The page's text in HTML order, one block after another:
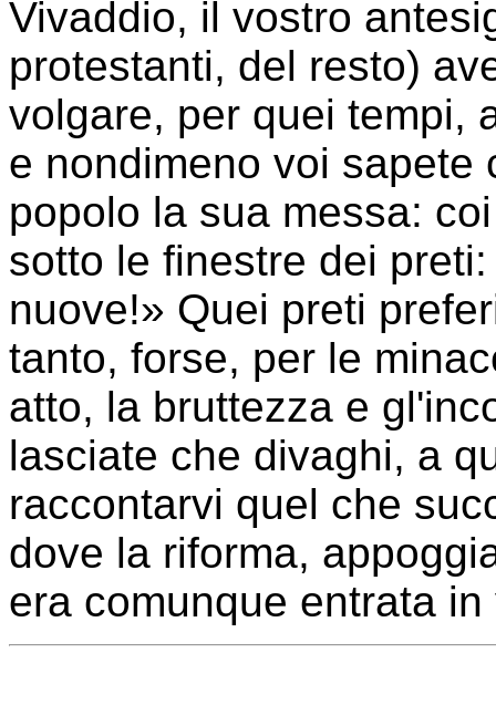
Vivaddio, il vostro
protestanti, del resto)
volgare, per quei tempi,
e nondimeno voi sapete
popolo la sua messa:
sotto le finestre dei
nuove!» Quei preti
tanto, forse, per le
atto, la bruttezza e
lasciate che divaghi, a
raccontarvi quel che
dove la riforma,
era comunque entrata in